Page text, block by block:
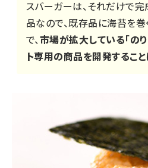
スバーガーは、それだけで
品なので、既存品に海苔を巻
で、市場が拡大している「の
ト専用の商品を開発するこ